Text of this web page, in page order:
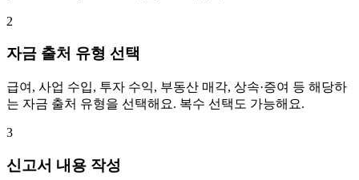
2
자금 출처 유형 선택
급여, 사업 수입, 투자 수익, 부동산 매각, 상속·증여 등 해당하
는 자금 출처 유형을 선택해요. 복수 선택도 가능해요.
3
신고서 내용 작성